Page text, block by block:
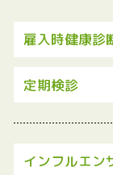
雇入時健康診
定期検診
インフルエン
お知らせ
自費診療･掲載
- 自費診療
- 掲載事項